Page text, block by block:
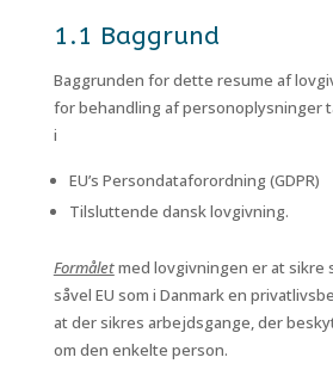
1.1 Baggrund
Baggrunden for dette resume af
for behandling af personoplysninger
i
EU’s Persondataforordning (GDPR)
Tilsluttende dansk lovgivning.
Formåletmed lovgivningen er at sikre
såvel EU som i Danmark en
at der sikres arbejdsgange, der
om den enkelte person.